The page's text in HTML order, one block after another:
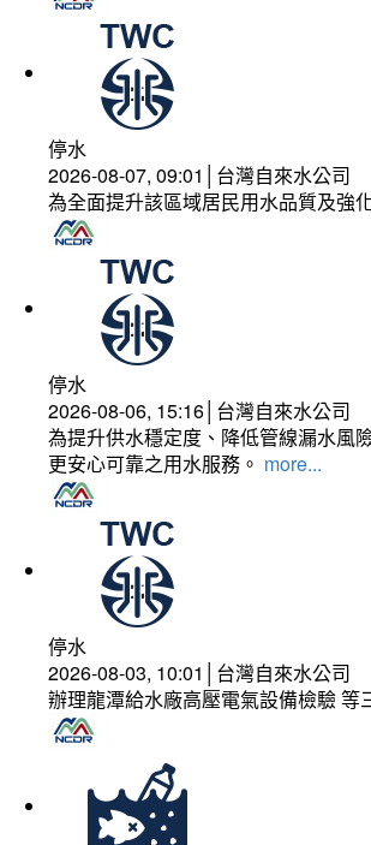
停水
2026-08-07, 09:01│台灣自來水公司
為全面提升該區域居民用水品質及強
停水
2026-08-06, 15:16│台灣自來水公司
為提升供水穩定度、降低管線漏水風
更安心可靠之用水服務。 more...
停水
2026-08-03, 10:01│台灣自來水公司
辦理龍潭給水廠高壓電氣設備檢驗 等